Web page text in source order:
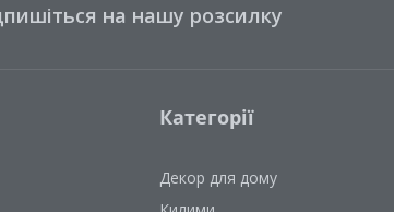
на нашу розсилку
Категорії
Декор для дому